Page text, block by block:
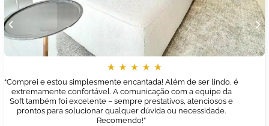
“Comprei e estou simplesmente encantada! Além de ser lindo, é
extremamente confortável. A comunicação com a equipe da
Soft também foi excelente – sempre prestativos, atenciosos e
prontos para solucionar qualquer dúvida ou necessidade.
Recomendo!”